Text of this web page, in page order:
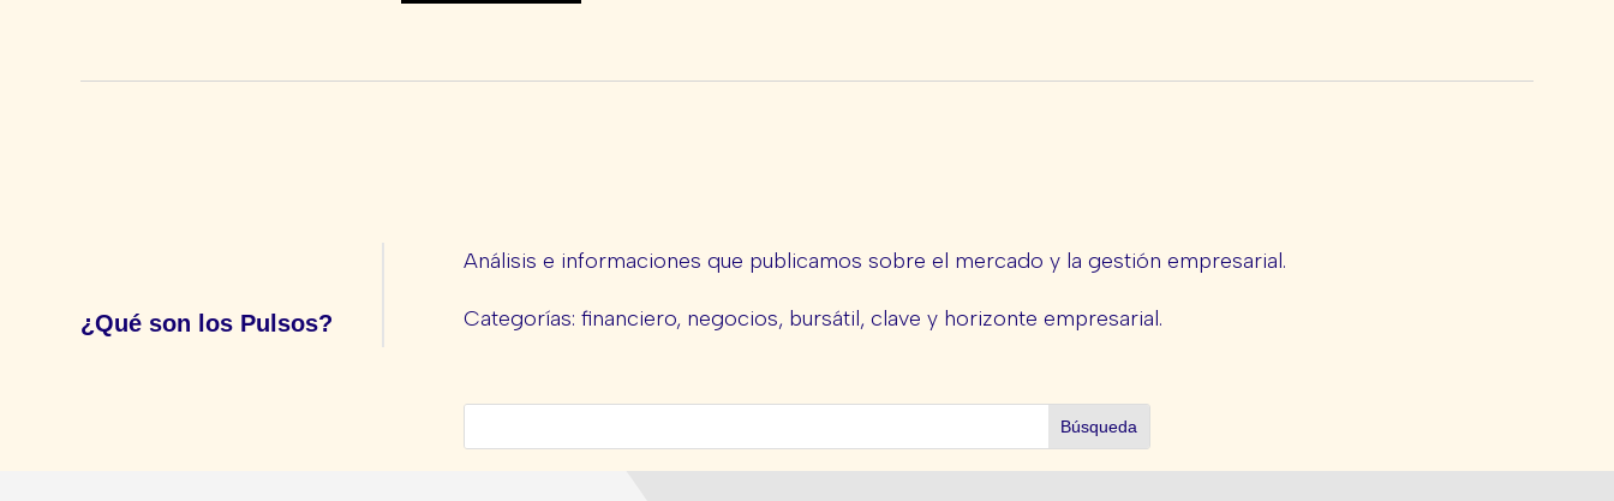
¿Qué son los Pulsos?
Análisis e informaciones que publicamos sobre el mercado y la gestión empresarial.
Categorías: financiero, negocios, bursátil, clave y horizonte empresarial.